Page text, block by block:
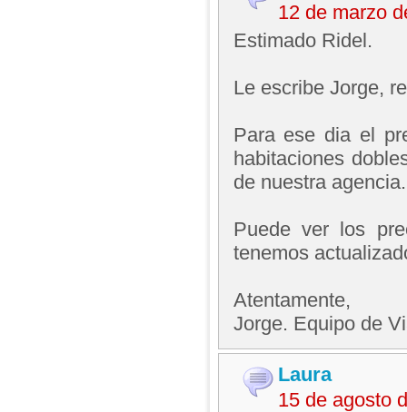
12 de marzo
Estimado Ridel.
Le escribe Jorge,
Para ese dia el
habitaciones
de nuestra agencia.
Puede ver los
tenemos
Atentamente,
Jorge. Equipo de
Laura
15 de agosto